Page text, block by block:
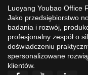
Luoyang Youbao Office
Jako przedsiębiorstwo
badania i rozwój,
profesjonalny zespół o
doświadczeniu
spersonalizowane
klientów.